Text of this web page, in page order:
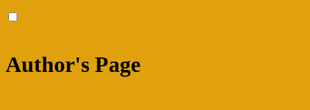
Author's Page